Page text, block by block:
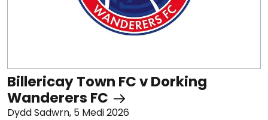
Billericay Town FC v Dorking
Wanderers FC
Dydd Sadwrn, 5 Medi 2026